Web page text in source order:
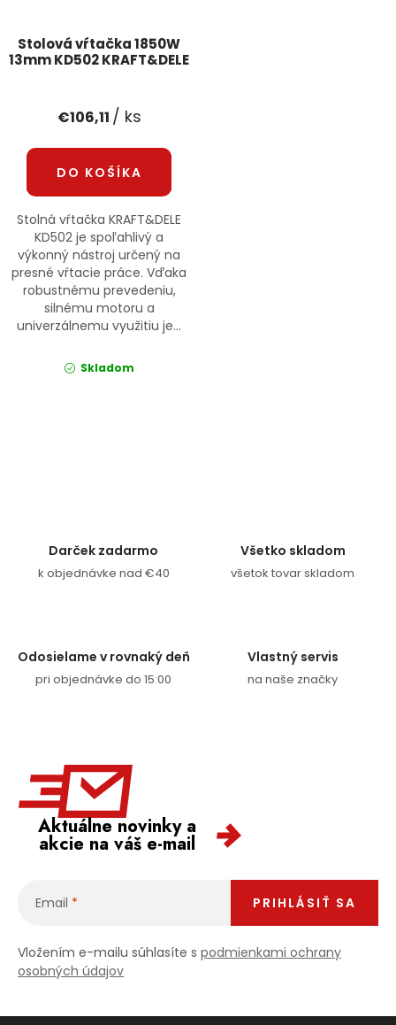
Stolová vŕtačka 1850W
13mm KD502 KRAFT&DELE
€106,11 / ks
DO KOŠÍKA
Stolná vŕtačka KRAFT&DELE
KD502 je spoľahlivý a
výkonný nástroj určený na
presné vŕtacie práce. Vďaka
robustnému prevedeniu,
silnému motoru a
univerzálnemu využitiu je...
Skladom
Darček zadarmo
k objednávke nad €40
Všetko skladom
všetok tovar skladom
Odosielame v rovnaký deň
pri objednávke do 15:00
Vlastný servis
na naše značky
Aktuálne novinky a
akcie na váš e-mail
Email
Vložením e-mailu súhlasíte s podmienkami ochrany
osobných údajov
PRIHLÁSIŤ SA